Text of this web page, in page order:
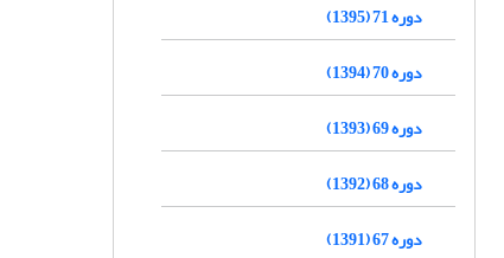
دوره 71 (1395)
دوره 70 (1394)
دوره 69 (1393)
دوره 68 (1392)
دوره 67 (1391)